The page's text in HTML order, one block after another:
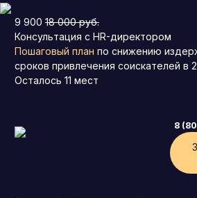
9 900 18 000 руб.
Консультация с HR-директором
Пошаговый план по снижению
сроков привлечения соискателей в
Осталось 11 мест
8